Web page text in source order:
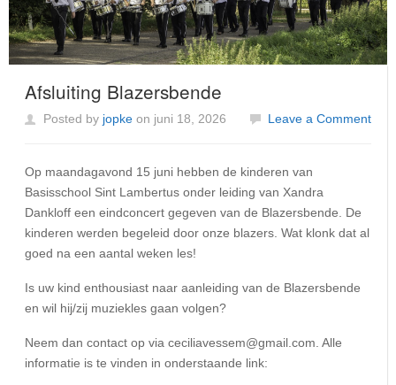
Afsluiting Blazersbende
Posted by jopke on juni 18, 2026 Leave a Comment
Op maandagavond 15 juni hebben de kinderen van
Basisschool Sint Lambertus onder leiding van Xandra
Dankloff een eindconcert gegeven van de Blazersbende. De
kinderen werden begeleid door onze blazers. Wat klonk dat al
goed na een aantal weken les!
Is uw kind enthousiast naar aanleiding van de Blazersbende
en wil hij/zij muziekles gaan volgen?
Neem dan contact op via ceciliavessem@gmail.com. Alle
informatie is te vinden in onderstaande link: